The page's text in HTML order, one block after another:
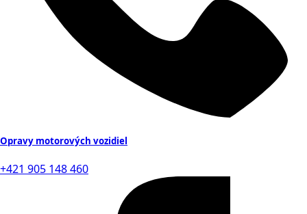
Opravy motorových vozidiel
+421 905 148 460